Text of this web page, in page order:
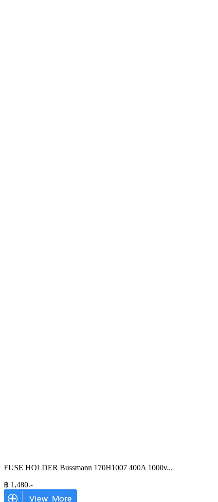
FUSE HOLDER Bussmann 170H1007 400A 1000v...
฿ 1,480.-